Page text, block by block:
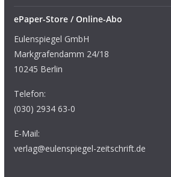
ePaper-Store / Online-Abo
Eulenspiegel GmbH
Markgrafendamm 24/18
10245 Berlin
Telefon:
(030) 2934 63-0
E-Mail:
verlag@eulenspiegel-zeitschrift.de